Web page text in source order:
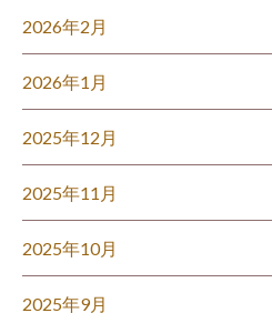
2026年2月
2026年1月
2025年12月
2025年11月
2025年10月
2025年9月